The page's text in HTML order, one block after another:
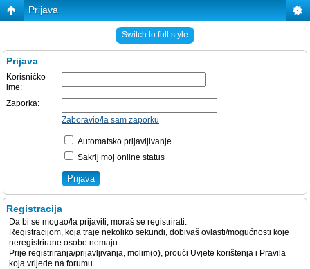
Prijava
Switch to full style
Prijava
Korisničko
ime:
Zaporka:
Zaboravio/la sam zaporku
Automatsko prijavljivanje
Sakrij moj online status
Registracija
Da bi se mogao/la prijaviti, moraš se registrirati.
Registracijom, koja traje nekoliko sekundi, dobivaš ovlasti/mogućnosti koje
neregistrirane osobe nemaju.
Prije registriranja/prijavljivanja, molim(o), prouči Uvjete korištenja i Pravila
koja vrijede na forumu.